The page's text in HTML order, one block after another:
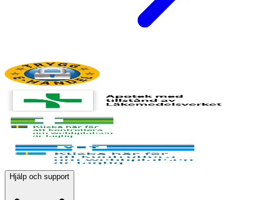
Hjälp och support